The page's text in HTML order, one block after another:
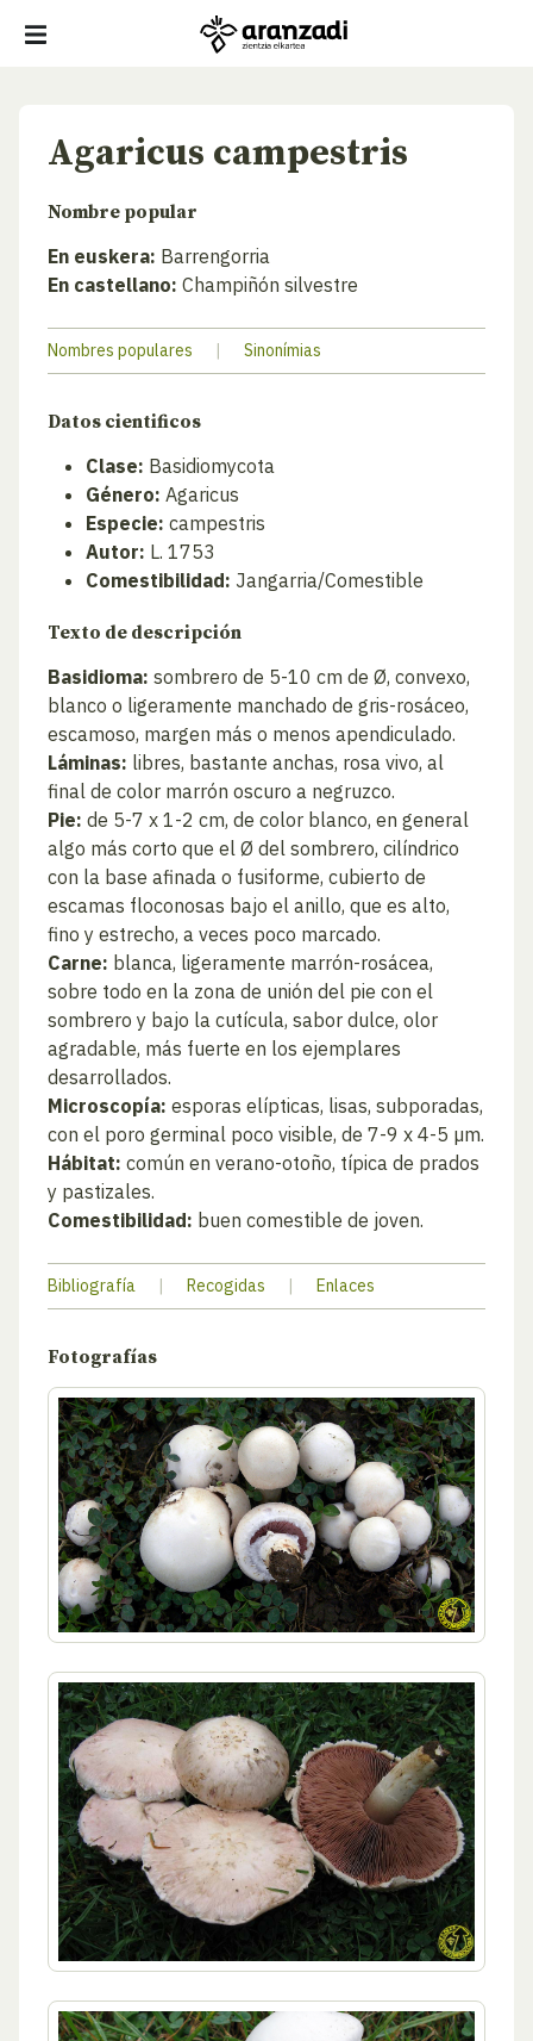
Agaricus campestris
Nombre popular
En euskera: Barrengorria
En castellano: Champiñón silvestre
Nombres populares | Sinonímias
Datos cientificos
Clase: Basidiomycota
Género: Agaricus
Especie: campestris
Autor: L. 1753
Comestibilidad: Jangarria/Comestible
Texto de descripción
Basidioma: sombrero de 5-10 cm de Ø, convexo,
blanco o ligeramente manchado de gris-rosáceo,
escamoso, margen más o menos apendiculado.
Láminas: libres, bastante anchas, rosa vivo, al
final de color marrón oscuro a negruzco.
Pie: de 5-7 x 1-2 cm, de color blanco, en general
algo más corto que el Ø del sombrero, cilíndrico
con la base afinada o fusiforme, cubierto de
escamas floconosas bajo el anillo, que es alto,
fino y estrecho, a veces poco marcado.
Carne: blanca, ligeramente marrón-rosácea,
sobre todo en la zona de unión del pie con el
sombrero y bajo la cutícula, sabor dulce, olor
agradable, más fuerte en los ejemplares
desarrollados.
Microscopía: esporas elípticas, lisas, subporadas,
con el poro germinal poco visible, de 7-9 x 4-5 µm.
Hábitat: común en verano-otoño, típica de prados
y pastizales.
Comestibilidad: buen comestible de joven.
Bibliografía | Recogidas | Enlaces
Fotografías